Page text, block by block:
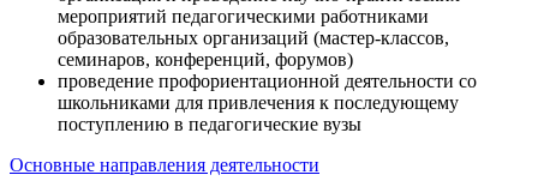
мероприятий педагогическими работниками
образовательных организаций (мастер-классов,
семинаров, конференций, форумов)
проведение профориентационной деятельности со
школьниками для привлечения к последующему
поступлению в педагогические вузы
Основные направления деятельности